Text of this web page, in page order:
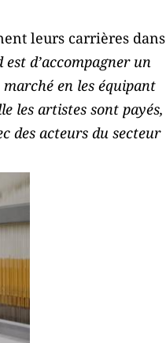
leurs carrières dans
d’accompagner un
en les équipant
les artistes sont payés,
des acteurs du secteur